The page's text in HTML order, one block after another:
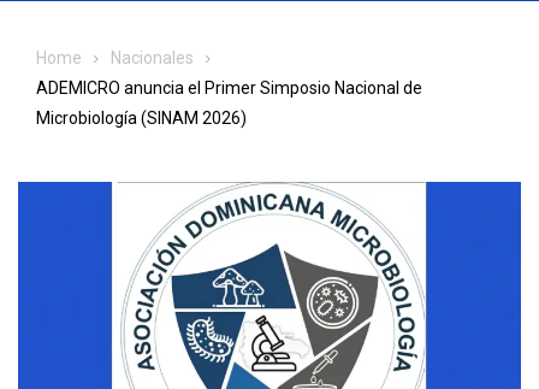
Home
Nacionales
ADEMICRO anuncia el Primer Simposio Nacional de
Microbiología (SINAM 2026)